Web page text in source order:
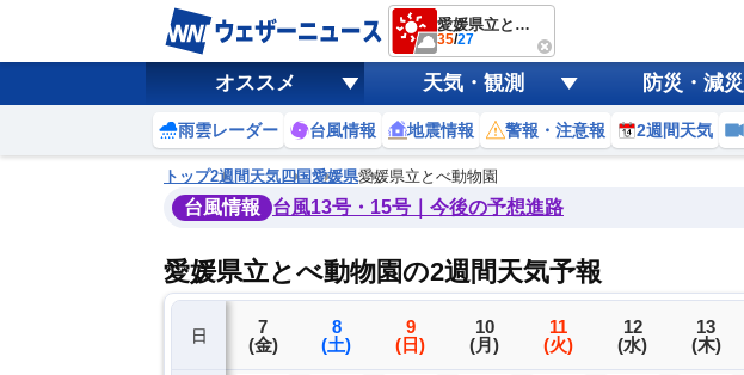
愛媛県立とべ動物園
35/27
オススメ 天気・観測 防災・減災
雨雲レーダー 台風情報 地震情報 警報・注意報 2週間天気
トップ2週間天気 四国愛媛県愛媛県立とべ動物園
台風情報 台風13号・15号｜今後の予想進路
愛媛県立とべ動物園の2週間天気予報
日
6
(木)
7
(金)
8
(土)
9
(日)
10
(月)
11
(火)
12
(水)
13
(木)